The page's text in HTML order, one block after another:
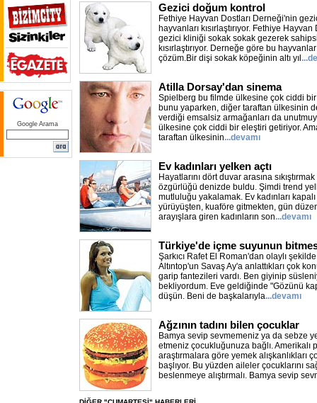
Google Arama
Gezici doğum kontrol
Fethiye Hayvan Dostları Derneği'nin
hayvanları kısırlaştırıyor. Fethiye
gezici kliniği sokak sokak gezerek
kısırlaştırıyor. Derneğe göre bu
çözüm.Bir dişi sokak köpeğinin altı yıl
Atilla Dorsay'dan sinema
Spielberg bu filmde ülkesine çok ciddi
bunu yaparken, diğer taraftan ülkesinin
verdiği emsalsiz armağanları da
ülkesine çok ciddi bir eleştiri getiriyor.
taraftan ülkesinin...devamı
Ev kadınları yelken açtı
Hayatlarını dört duvar arasına
özgürlüğü denizde buldu. Şimdi trend
mutluluğu yakalamak. Ev kadınları
yürüyüşten, kuaföre gitmekten, gün
arayışlara giren kadınların son...devamı
Türkiye'de içme suyunun
Şarkıcı Rafet El Roman'dan olaylı
Altıntop'un Savaş Ay'a anlattıkları çok
garip fantezileri vardı. Ben giyinip
bekliyordum. Eve geldiğinde "Gözünü
düşün. Beni de başkalarıyla...devamı
Ağzının tadını bilen çocuklar
Bamya sevip sevmemeniz ya da sebze
etmeniz çocukluğunuza bağlı. Amerikalı
araştırmalara göre yemek alışkanlıkları
başlıyor. Bu yüzden aileler çocuklarını
beslenmeye alıştırmalı. Bamya sevip